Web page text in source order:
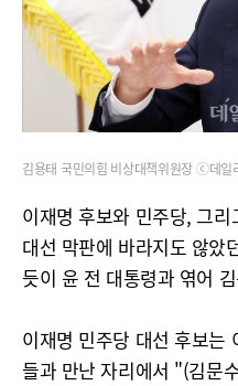
김용태 국민의힘 비상대책위원장 ⓒ데일
이재명 후보와 민주당, 그
대선 막판에 바라지도 않았
듯이 윤 전 대통령과 엮어
이재명 민주당 대선 후보는
들과 만난 자리에서 "(김문